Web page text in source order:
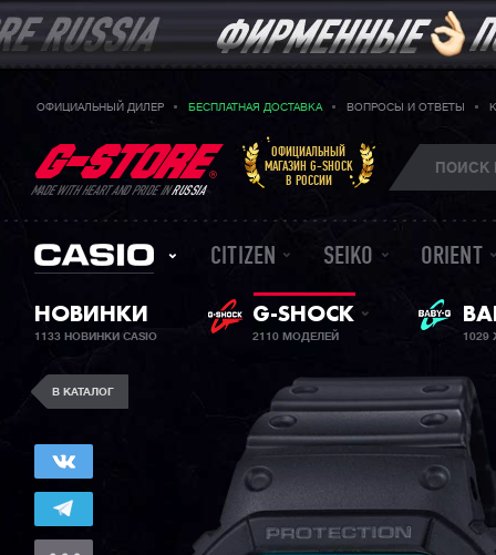
ОФИЦИАЛЬНЫЙ ДИЛЕР БЕСПЛАТНАЯ ДОСТАВКА ВОПРОСЫ И ОТВЕТЫ
MADE WITH HEART AND PRIDE INRUSSIA
ОФИЦИАЛЬНЫЙ
МАГАЗИН G-SHOCK
В РОССИИ
CITIZEN SEIKO ORIENT
НОВИНКИ
1133 НОВИНКИ CASIO
G-SHOCK
2110 МОДЕЛЕЙ 1029
В КАТАЛОГ